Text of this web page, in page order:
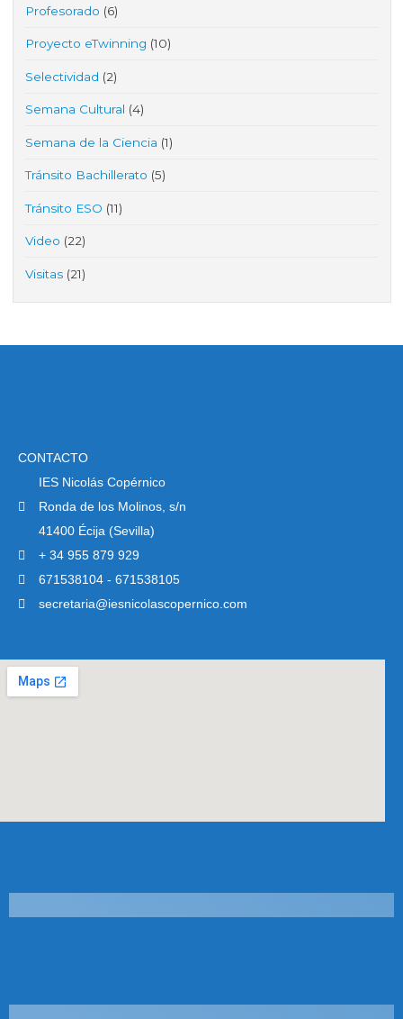
Profesorado (6)
Proyecto eTwinning (10)
Selectividad (2)
Semana Cultural (4)
Semana de la Ciencia (1)
Tránsito Bachillerato (5)
Tránsito ESO (11)
Video (22)
Visitas (21)
CONTACTO
IES Nicolás Copérnico
Ronda de los Molinos, s/n
41400 Écija (Sevilla)
+ 34 955 879 929
671538104 - 671538105
secretaria@iesnicolascopernico.com